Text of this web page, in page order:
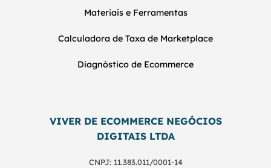
Materiais e Ferramentas
Calculadora de Taxa de Marketplace
Diagnóstico de Ecommerce
VIVER DE ECOMMERCE NEGÓCIOS
DIGITAIS LTDA
CNPJ: 11.383.011/0001-14